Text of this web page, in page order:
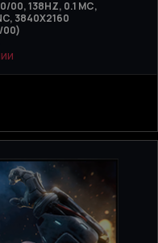
00, 138HZ, 0.1 МС,
3840Х2160
00)